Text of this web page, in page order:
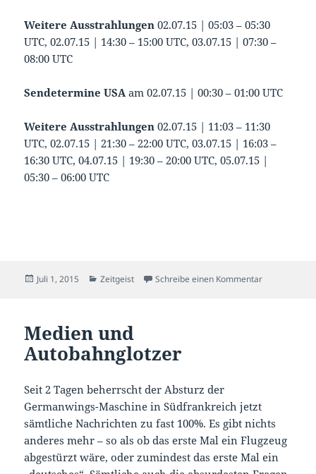
Weitere Ausstrahlungen 02.07.15 | 05:03 – 05:30
UTC, 02.07.15 | 14:30 – 15:00 UTC, 03.07.15 | 07:30 –
08:00 UTC
Sendetermine USAam 02.07.15 | 00:30 – 01:00 UTC
Weitere Ausstrahlungen 02.07.15 | 11:03 – 11:30
UTC, 02.07.15 | 21:30 – 22:00 UTC, 03.07.15 | 16:03 –
16:30 UTC, 04.07.15 | 19:30 – 20:00 UTC, 05.07.15 |
05:30 – 06:00 UTC
Veröffentlicht
Juli 1, 2015 Kategorien
Zeitgeist Schreibe einen Kommentarzu Sexismus
Medien und
Autobahnglotzer
Seit 2 Tagen beherrscht der Absturz der
Germanwings-Maschine in Südfrankreich jetzt
sämtliche Nachrichten zu fast 100%. Es gibt nichts
anderes mehr – so als ob das erste Mal ein Flugzeug
abgestürzt wäre, oder zumindest das erste Mal ein